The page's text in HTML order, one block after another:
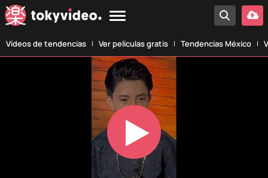
Vídeos de tendencias Ver películas gratis Tendencias México
Play